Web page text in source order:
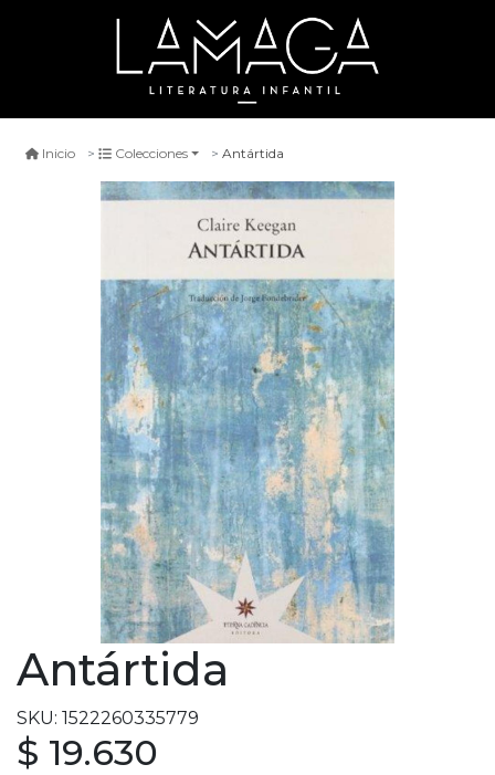
Inicio Colecciones Antártida
Antártida
SKU: 1522260335779
$ 19.630